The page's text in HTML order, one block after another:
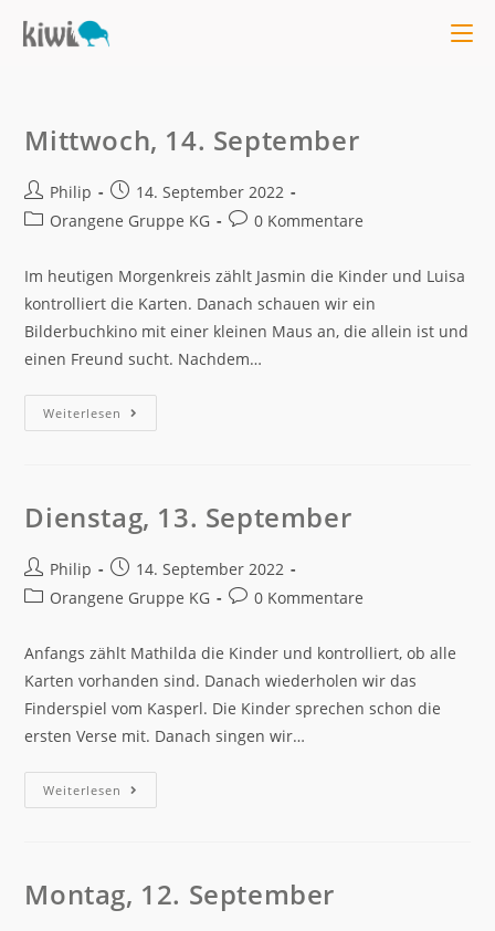
Mittwoch, 14. September
Philip
14. September 2022
Orangene Gruppe KG
0 Kommentare
Im heutigen Morgenkreis zählt Jasmin die Kinder und Luisa
kontrolliert die Karten. Danach schauen wir ein
Bilderbuchkino mit einer kleinen Maus an, die allein ist und
einen Freund sucht. Nachdem…
Weiterlesen
Dienstag, 13. September
Philip
14. September 2022
Orangene Gruppe KG
0 Kommentare
Anfangs zählt Mathilda die Kinder und kontrolliert, ob alle
Karten vorhanden sind. Danach wiederholen wir das
Finderspiel vom Kasperl. Die Kinder sprechen schon die
ersten Verse mit. Danach singen wir…
Weiterlesen
Montag, 12. September